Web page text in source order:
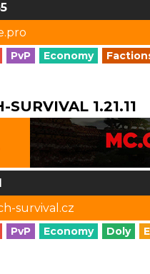
PvP Economy
SURVIVAL 1.21.11
survival.cz
PvP Economy Doly